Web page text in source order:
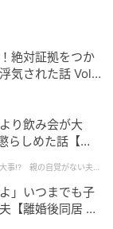
絶対証拠をつか
気された話 Vol.
り飲み会が大
しめた話【第1
事!? 親の自覚がない夫を
」いつまでも子
【離婚後同居 Vo